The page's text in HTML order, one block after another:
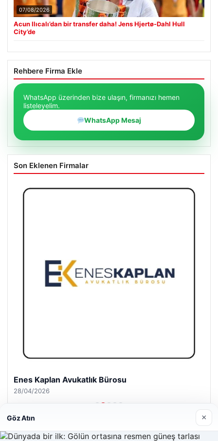
07/08/2026
Acun Ilıcalı’dan bir transfer daha! Jens Hjertø-Dahl Hull
City’de
Rehbere Firma Ekle
WhatsApp üzerinden bize ulaşın, firmanızı hemen
listeleyelim.
WhatsApp Mesaj
Son Eklenen Firmalar
Enes Kaplan Avukatlık Bürosu
28/04/2026
Göz Atın ×